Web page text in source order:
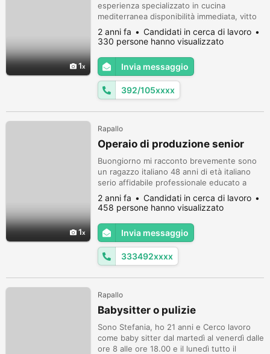
1
esperienza specializzato in cucina
mediterranea disponibilità immediata, vitto
alloggio non insieme alla brigata, valuto
proposte, astenersi perditempo, per info
392/1052508 grazie
2 anni fa
Candidati in cerca di lavoro
330 persone hanno visualizzato
Invia messaggio
392/105xxxx
1
Rapallo
Operaio di produzione senior
Buongiorno mi racconto brevemente sono
un ragazzo italiano 48 anni di età italiano
serio affidabile professionale educato a
modo con 23 anni di esperienza in aziende
su impianti di produzione per prodotti
igienico farmaceutico cosmetici
cartotecnica Le mie competenze all'interno
della azienda erano di capo operatore di
linea di produzione addetto all'avviame...
2 anni fa
Candidati in cerca di lavoro
458 persone hanno visualizzato
Invia messaggio
333492xxxx
Rapallo
Babysitter o pulizie
Sono Stefania, ho 21 anni e Cerco lavoro
come baby sitter dal martedì al venerdì dalle
ore 8 alle ore 18.00 e il lunedì tutto il